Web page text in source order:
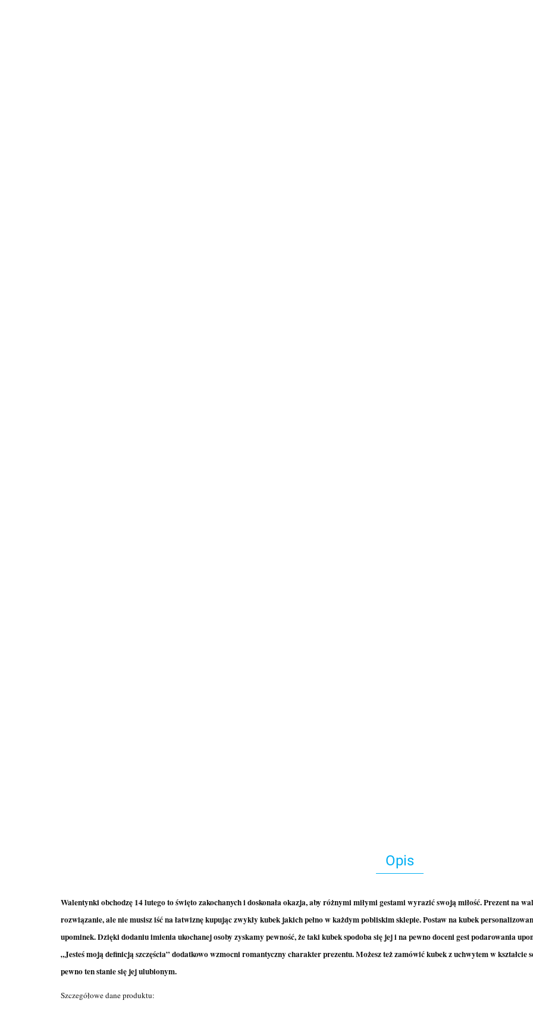
Opis
Walentynki obchodzę 14 lutego to święto zakochanych i doskonała okazja, aby różnymi miłymi gestami wyrazić swoją miłość. Prezent na
rozwiązanie, ale nie musisz iść na łatwiznę kupując zwykły kubek jakich pełno w każdym pobliskim sklepie. Postaw na kubek
upominek. Dzięki dodaniu imienia ukochanej osoby zyskamy pewność, że taki kubek spodoba się jej i na pewno doceni gest podarowania
„Jesteś moją definicją szczęścia” dodatkowo wzmocni romantyczny charakter prezentu. Możesz też zamówić kubek z uchwytem w
pewno ten stanie się jej ulubionym.
Szczegółowe dane produktu: